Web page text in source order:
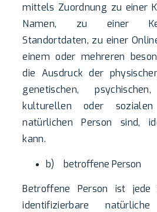
mittels Zuordnung zu einer
Namen, zu einer
Standortdaten, zu einer
einem oder mehreren
die Ausdruck der
genetischen,
kulturellen oder
natürlichen Person sind,
kann.
b) betroffene Person
Betroffene Person ist jede
identifizierbare